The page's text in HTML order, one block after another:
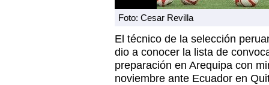
Foto: Cesar Revilla
El técnico de la selección
dio a conocer la lista de
preparación en Arequipa con
noviembre ante Ecuador en